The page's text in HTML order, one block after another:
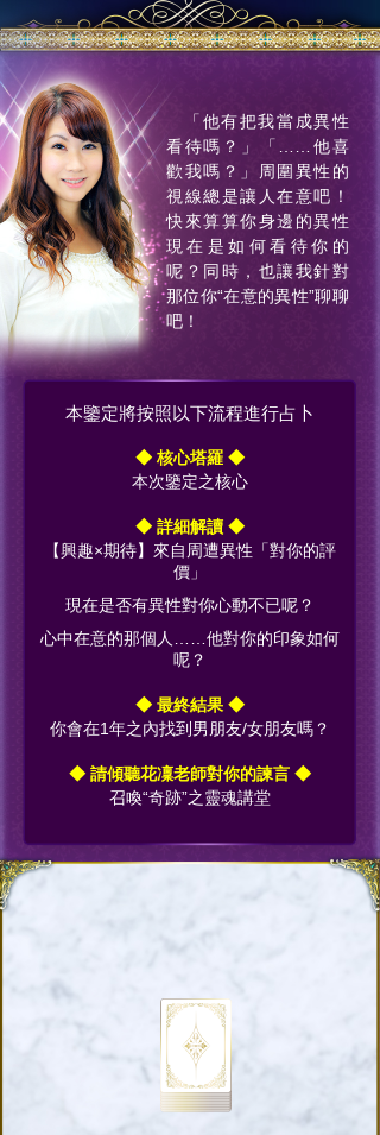
「他有把我當成異性
看待嗎？」「……他喜
歡我嗎？」周圍異性的
視線總是讓人在意吧！
快來算算你身邊的異性
現在是如何看待你的
呢？同時，也讓我針對
那位你“在意的異性”聊聊
吧！
本鑒定將按照以下流程進行占卜
◆ 核心塔羅 ◆
本次鑒定之核心
◆ 詳細解讀 ◆
【興趣×期待】來自周遭異性「對你的評
價」
現在是否有異性對你心動不已呢？
心中在意的那個人……他對你的印象如何
呢？
◆ 最終結果 ◆
你會在1年之內找到男朋友/女朋友嗎？
◆ 請傾聽花凜老師對你的諫言 ◆
召喚“奇跡”之靈魂講堂